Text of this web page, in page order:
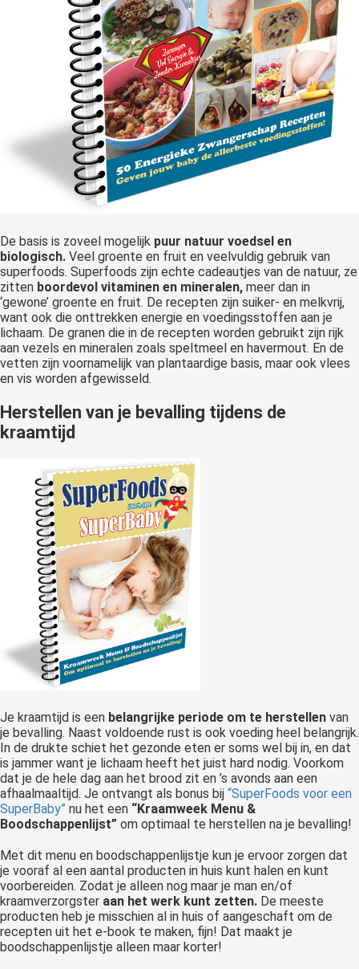
De basis is zoveel mogelijk puur natuur voedsel en
biologisch. Veel groente en fruit en veelvuldig gebruik van
superfoods. Superfoods zijn echte cadeautjes van de natuur, ze
zitten boordevol vitaminen en mineralen, meer dan in
‘gewone’ groente en fruit. De recepten zijn suiker- en melkvrij,
want ook die onttrekken energie en voedingsstoffen aan je
lichaam. De granen die in de recepten worden gebruikt zijn rijk
aan vezels en mineralen zoals speltmeel en havermout. En de
vetten zijn voornamelijk van plantaardige basis, maar ook vlees
en vis worden afgewisseld.
Herstellen van je bevalling tijdens de
kraamtijd
Je kraamtijd is een belangrijke periode om te herstellen van
je bevalling. Naast voldoende rust is ook voeding heel belangrijk.
In de drukte schiet het gezonde eten er soms wel bij in, en dat
is jammer want je lichaam heeft het juist hard nodig. Voorkom
dat je de hele dag aan het brood zit en ’s avonds aan een
afhaalmaaltijd. Je ontvangt als bonus bij “SuperFoods voor een
SuperBaby” nu het een “Kraamweek Menu &
Boodschappenlijst” om optimaal te herstellen na je bevalling!
Met dit menu en boodschappenlijstje kun je ervoor zorgen dat
je vooraf al een aantal producten in huis kunt halen en kunt
voorbereiden. Zodat je alleen nog maar je man en/of
kraamverzorgster aan het werk kunt zetten. De meeste
producten heb je misschien al in huis of aangeschaft om de
recepten uit het e-book te maken, fijn! Dat maakt je
boodschappenlijstje alleen maar korter!